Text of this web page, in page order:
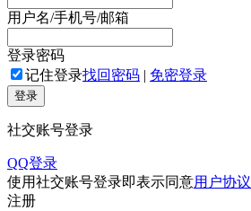
用户名/手机号/邮箱
登录密码
记住登录找回密码 | 免密登录
登录
社交账号登录
QQ登录
使用社交账号登录即表示同意用户协议
注册